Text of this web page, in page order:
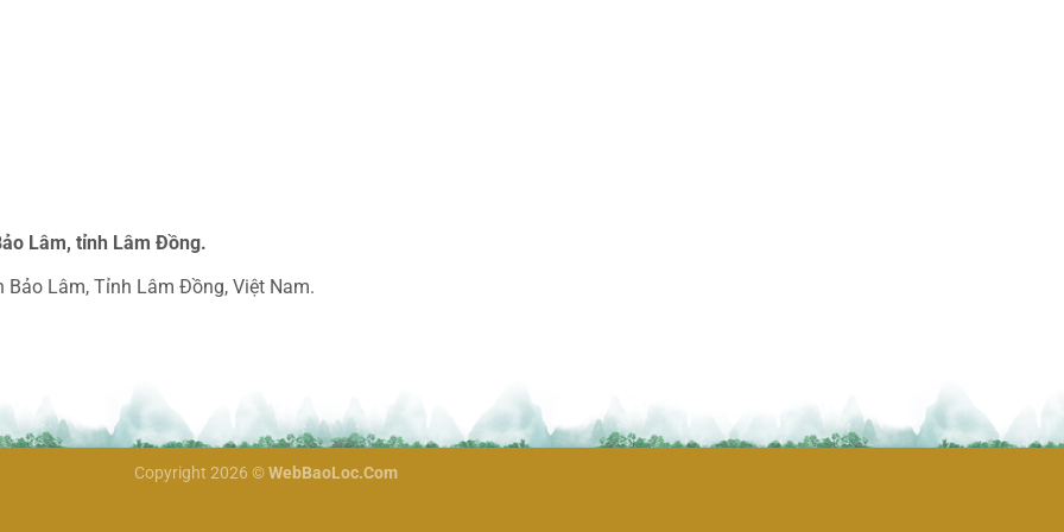
Lâm, tỉnh Lâm Đồng.
Lâm, Tỉnh Lâm Đồng, Việt Nam.
Copyright 2026 ©WebBaoLoc.Com